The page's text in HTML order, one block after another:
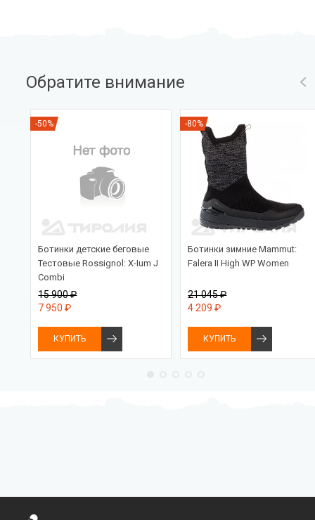
Обратите внимание
-50%
Ботинки детские беговые
Тестовые Rossignol: X-Ium J
Combi
15 900 ₽
7 950 ₽
КУПИТЬ
-80%
Ботинки зимние Mammut:
Falera II High WP Women
21 045 ₽
4 209 ₽
КУПИТЬ